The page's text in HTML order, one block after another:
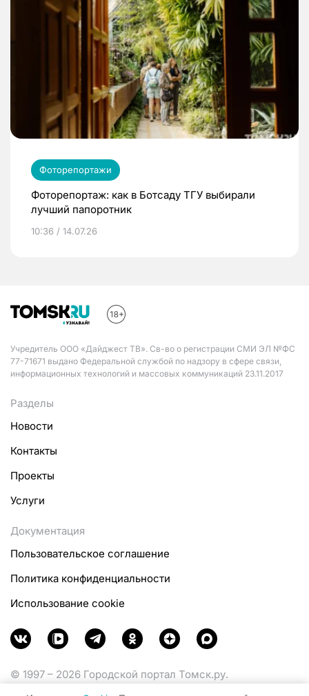
Фоторепортажи
Фоторепортаж: как в Ботсаду ТГУ выбирали
лучший папоротник
10:36 / 14.07.26
Учредитель ООО «Дайджест ТВ». Св-во о регистрации СМИ ЭЛ №ФС
77-71671 выдано Федеральной службой по надзору в сфере связи,
информационных технологий и массовых коммуникаций 23.11.2017
Разделы
Новости
Контакты
Проекты
Услуги
Документация
Пользовательское соглашение
Политика конфиденциальности
Использование cookie
© 1997 – 2026 Городской портал Томск.ру.